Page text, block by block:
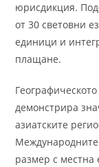
юрисдикция.
от 30 световни
единици и
плащане.
демонстрира
азиатските
размер с местна